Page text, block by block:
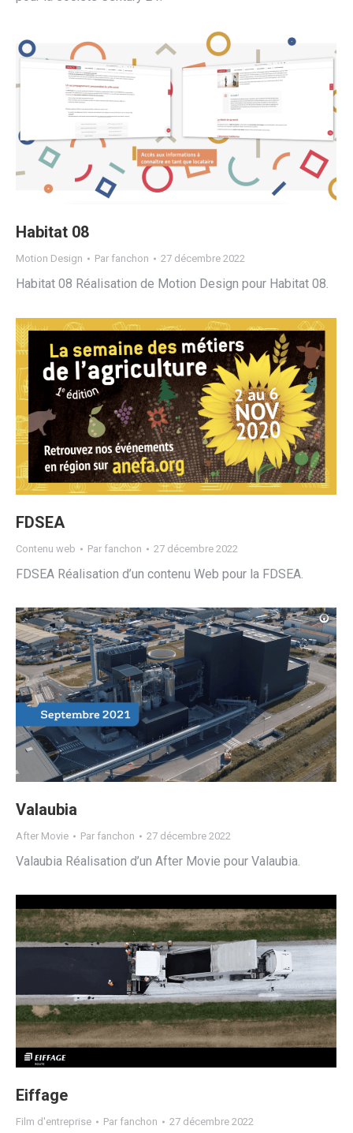
Habitat 08
Motion Design Par fanchon 27 décembre 2022
Habitat 08 Réalisation de Motion Design pour Habitat 08.
FDSEA
Contenu web Par fanchon 27 décembre 2022
FDSEA Réalisation d’un contenu Web pour la FDSEA.
Valaubia
After Movie Par fanchon 27 décembre 2022
Valaubia Réalisation d’un After Movie pour Valaubia.
Eiffage
Film d'entreprise Par fanchon 27 décembre 2022